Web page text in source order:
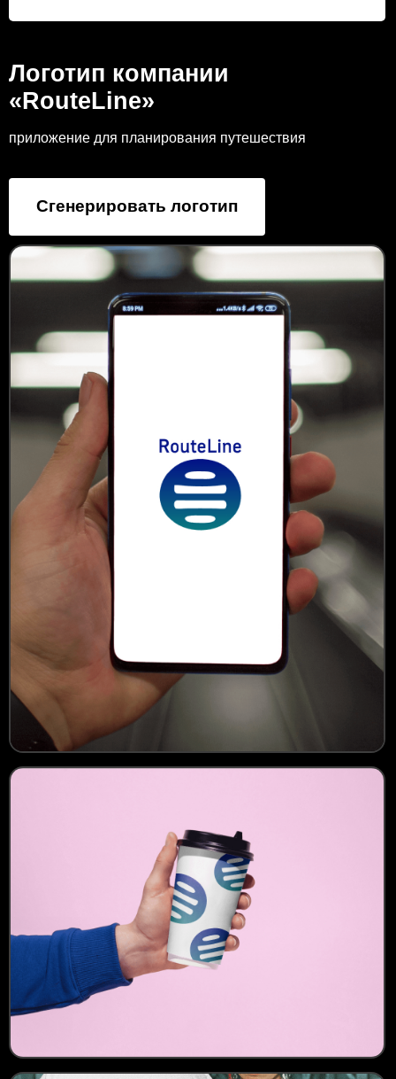
Логотип компании
«RouteLine»
приложение для планирования путешествия
Сгенерировать логотип